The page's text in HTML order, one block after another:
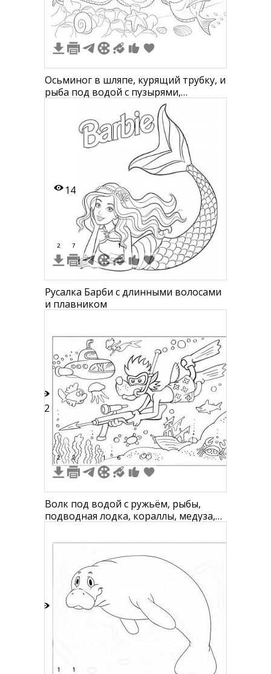
Осьминог в шляпе, курящий трубку, и
рыба под водой с пузырями,
ракушками и морской звездой
14
2 7 1
Русалка Барби с длинными волосами
и плавником
12
2 2 1 6
Волк под водой с ружьём, рыбы,
подводная лодка, кораллы, медуза,
1 1